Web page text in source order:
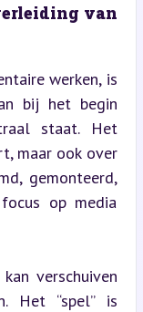
van
werken, is
bij het begin
staat. Het
maar ook over
gemonteerd,
op media
verschuiven
Het “spel” is